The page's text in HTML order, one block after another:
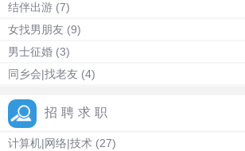
结伴出游 (7)
女找男朋友 (9)
男士征婚 (3)
同乡会|找老友 (4)
招聘求职
计算机|网络|技术 (27)